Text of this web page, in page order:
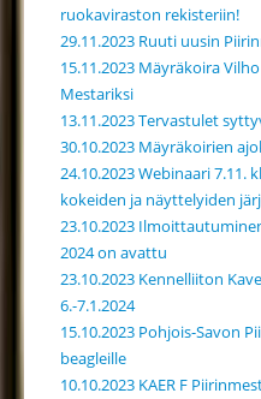
ruokaviraston rekisteriin!
29.11.2023 Ruuti uusin
15.11.2023 Mäyräkoira
Mestariksi
13.11.2023 Tervastulet
30.10.2023 Mäyräkoirien
24.10.2023 Webinaari 7.11.
kokeiden ja näyttelyiden
23.10.2023
2024 on avattu
23.10.2023 Kennelliiton
6.-7.1.2024
15.10.2023 Pohjois-Savon
beagleille
10.10.2023 KAER F